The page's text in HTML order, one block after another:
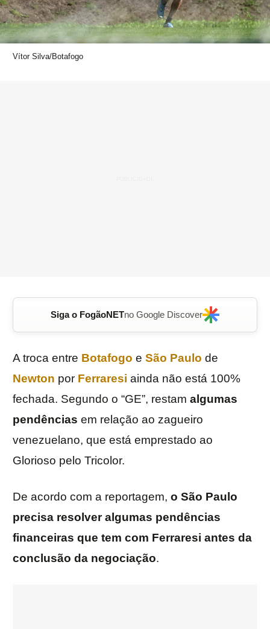
Vítor Silva/Botafogo
Siga o FogãoNETno Google Discover
A troca entre Botafogo e São Paulo de
Newton por Ferraresi ainda não está 100%
fechada. Segundo o “GE”, restam algumas
pendências em relação ao zagueiro
venezuelano, que está emprestado ao
Glorioso pelo Tricolor.
De acordo com a reportagem, o São Paulo
precisa resolver algumas pendências
financeiras que tem com Ferraresi antes da
conclusão da negociação.